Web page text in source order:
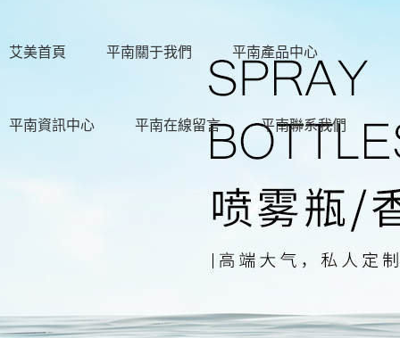
艾美首頁 平南關于我們 平南產品中心
平南資訊中心 平南在線留言 平南聯系我們